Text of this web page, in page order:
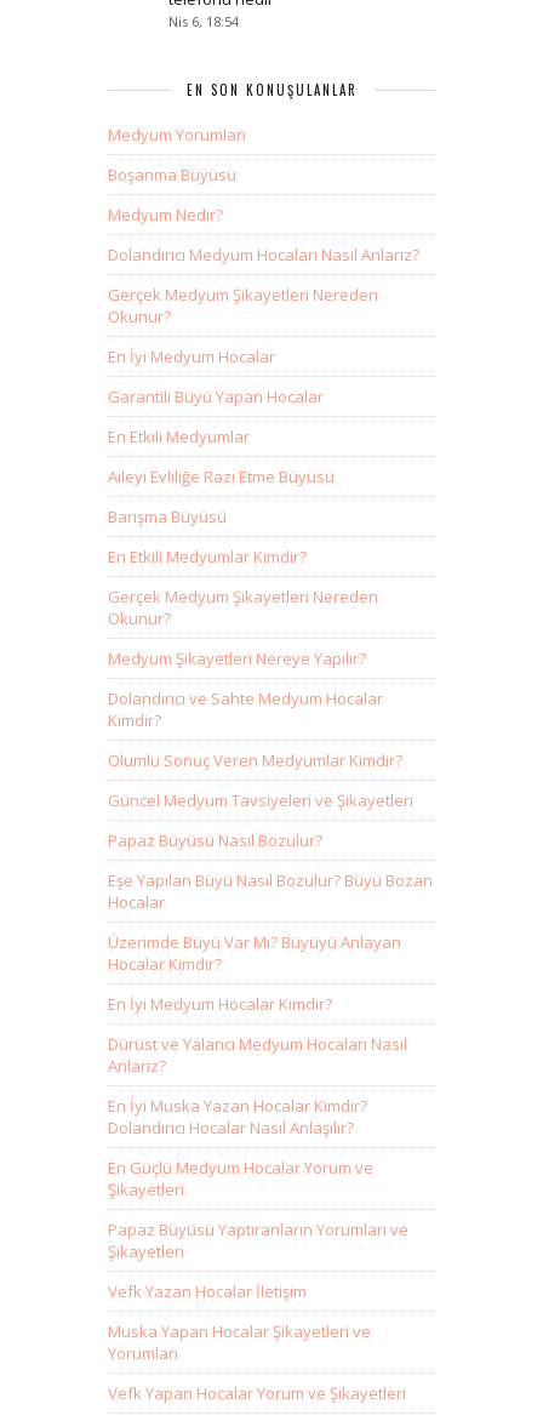
Nis 6, 18:54
EN SON KONUŞULANLAR
Medyum Yorumları
Boşanma Büyüsü
Medyum Nedir?
Dolandırıcı Medyum Hocaları Nasıl Anlarız?
Gerçek Medyum Şikayetleri Nereden
Okunur?
En İyi Medyum Hocalar
Garantili Büyü Yapan Hocalar
En Etkili Medyumlar
Aileyi Evliliğe Razı Etme Büyüsü
Barışma Büyüsü
En Etkili Medyumlar Kimdir?
Gerçek Medyum Şikayetleri Nereden
Okunur?
Medyum Şikayetleri Nereye Yapılır?
Dolandırıcı ve Sahte Medyum Hocalar
Kimdir?
Olumlu Sonuç Veren Medyumlar Kimdir?
Güncel Medyum Tavsiyeleri ve Şikayetleri
Papaz Büyüsü Nasıl Bozulur?
Eşe Yapılan Büyü Nasıl Bozulur? Büyü Bozan
Hocalar
Üzerimde Büyü Var Mı? Büyüyü Anlayan
Hocalar Kimdir?
En İyi Medyum Hocalar Kimdir?
Dürüst ve Yalancı Medyum Hocaları Nasıl
Anlarız?
En İyi Muska Yazan Hocalar Kimdir?
Dolandırıcı Hocalar Nasıl Anlaşılır?
En Güçlü Medyum Hocalar Yorum ve
Şikayetleri
Papaz Büyüsü Yaptıranların Yorumları ve
Şikayetleri
Vefk Yazan Hocalar İletişim
Muska Yapan Hocalar Şikayetleri ve
Yorumları
Vefk Yapan Hocalar Yorum ve Şikayetleri